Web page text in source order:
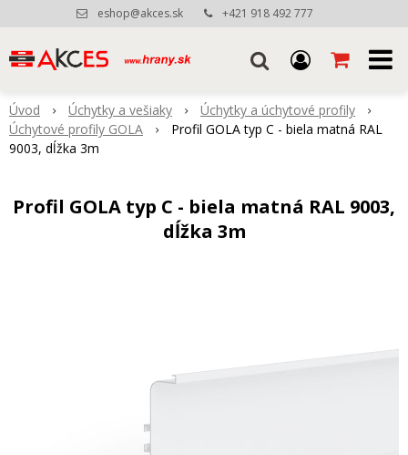
eshop@akces.sk +421 918 492 777
Úvod Úchytky a vešiaky
Úchytky a úchytové profily
Úchytové profily GOLA
Profil GOLA typ C - biela matná RAL
9003, dĺžka 3m
Profil GOLA typ C - biela matná RAL 9003,
dĺžka 3m